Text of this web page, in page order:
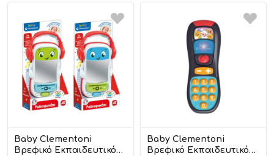
Baby Clementoni
Βρεφικό Εκπαιδευτικό
Baby Clementoni
Βρεφικό Εκπαιδευτικό